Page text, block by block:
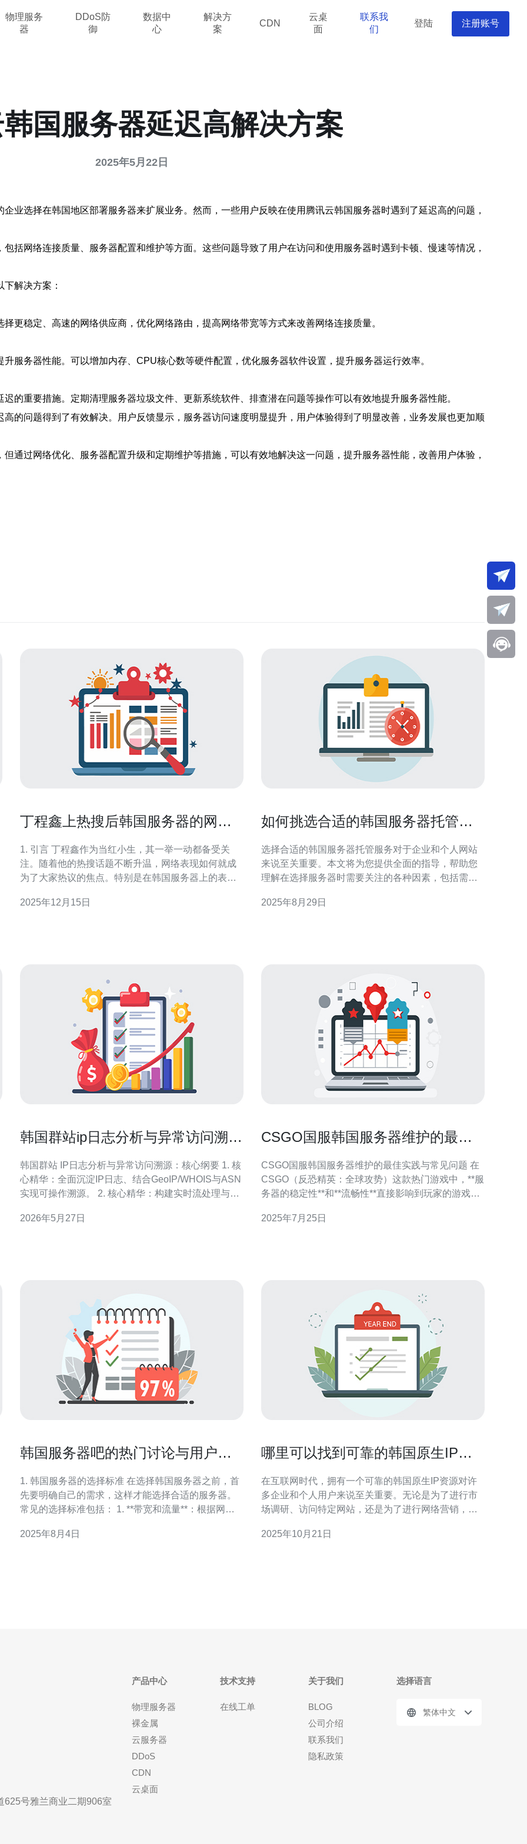
物理服务
器
DDoS防
御
数据中
心
解决方
案
CDN
云桌
面
联系我
们
登陆 注册账号
国服务器延迟高解决方案
2025年5月22日
业选择在韩国地区部署服务器来扩展业务。然而，一些用户反映在使用腾讯云韩国服务器时遇到了延迟高的问题，
括网络连接质量、服务器配置和维护等方面。这些问题导致了用户在访问和使用服务器时遇到卡顿、慢速等情况，
解决方案：
更稳定、高速的网络供应商，优化网络路由，提高网络带宽等方式来改善网络连接质量。
服务器性能。可以增加内存、CPU核心数等硬件配置，优化服务器软件设置，提升服务器运行效率。
的重要措施。定期清理服务器垃圾文件、更新系统软件、排查潜在问题等操作可以有效地提升服务器性能。
的问题得到了有效解决。用户反馈显示，服务器访问速度明显提升，用户体验得到了明显改善，业务发展也更加顺
通过网络优化、服务器配置升级和定期维护等措施，可以有效地解决这一问题，提升服务器性能，改善用户体验，
丁程鑫上热搜后韩国服务器的网络
1. 引言 丁程鑫作为当红小生，其一举一动都备受关
注。随着他的热搜话题不断升温，网络表现如何就成
为了大家热议的焦点。特别是在韩国服务器上的表
韩国服务器的网络表现，并提供实际操作步骤。 2. 理
2025年12月15日
如何挑选合适的韩国服务器托管服
选择合适的韩国服务器托管服务对于企业和个人网站
来说至关重要。本文将为您提供全面的指导，帮助您
理解在选择服务器时需要关注的各种因素，包括需求
如何分析自己的需求？ 在选择韩国服务器托管服务之
2025年8月29日
韩国群站ip日志分析与异常访问溯源
韩国群站 IP日志分析与异常访问溯源：核心纲要 1. 核
心精华：全面沉淀IP日志、结合GeoIP/WHOIS与ASN
实现可操作溯源。 2. 核心精华：构建实时流处理与批
3. 核心精华：法律合规与取证链路齐备，结合蜂窝诱
2026年5月27日
CSGO国服韩国服务器维护的最佳
CSGO国服韩国服务器维护的最佳实践与常见问题 在
CSGO（反恐精英：全球攻势）这款热门游戏中，**服
务器的稳定性**和**流畅性**直接影响到玩家的游戏体
如何做好维护工作显得尤为重要。本文将为你提供关
2025年7月25日
韩国服务器吧的热门讨论与用户反
1. 韩国服务器的选择标准 在选择韩国服务器之前，首
先要明确自己的需求，这样才能选择合适的服务器。
常见的选择标准包括： 1. **带宽和流量**：根据网站
餐。 2. **稳定性和可靠性**：查看服务器提供商的历
2025年8月4日
哪里可以找到可靠的韩国原生IP资
在互联网时代，拥有一个可靠的韩国原生IP资源对许
多企业和个人用户来说至关重要。无论是为了进行市
场调研、访问特定网站，还是为了进行网络营销，获
您介绍寻找可靠的韩国原生IP资源的多种途径和方
2025年10月21日
625号雅兰商业二期906室
产品中心
物理服务器
裸金属
云服务器
DDoS
CDN
云桌面
技术支持
在线工单
关于我们
BLOG
公司介绍
联系我们
隐私政策
选择语言
繁体中文